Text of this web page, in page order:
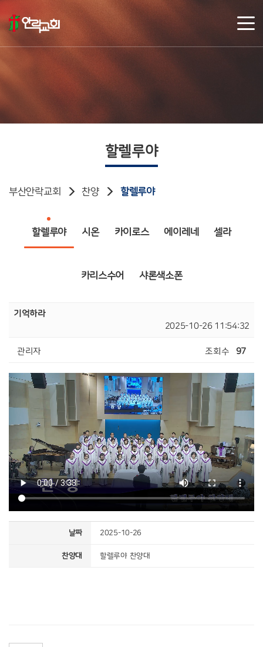
할렐루야
부산안락교회 찬양 할렐루야
할렐루야 시온 카이로스 에이레네 셀라
카리스수어 샤론색소폰
기억하라
2025-10-26 11:54:32
관리자 조회수 97
날짜 2025-10-26
찬양대 할렐루야 찬양대